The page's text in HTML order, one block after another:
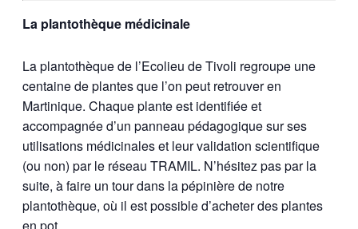
La plantothèque médicinale
La plantothèque de l’Ecolieu de Tivoli regroupe une
centaine de plantes que l’on peut retrouver en
Martinique. Chaque plante est identifiée et
accompagnée d’un panneau pédagogique sur ses
utilisations médicinales et leur validation scientifique
(ou non) par le réseau TRAMIL. N’hésitez pas par la
suite, à faire un tour dans la pépinière de notre
plantothèque, où il est possible d’acheter des plantes